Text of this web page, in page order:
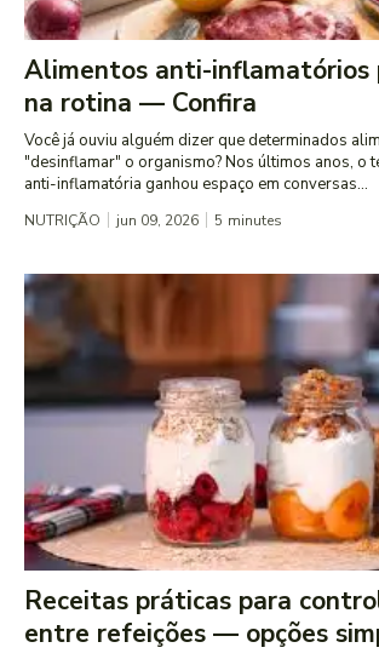
Alimentos anti-inflamatórios
na rotina — Confira
Você já ouviu alguém dizer que determinados
"desinflamar" o organismo? Nos últimos anos, o
anti-inflamatória ganhou espaço em conversas...
NUTRIÇÃO jun 09, 2026 5 minutes
Receitas práticas para
entre refeições — opções